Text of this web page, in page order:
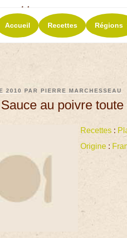
La richesse de
Accueil Recettes Régions
2010 PARPIERRE MARCHESSEAU
au poivre
Recettes :
Origine :